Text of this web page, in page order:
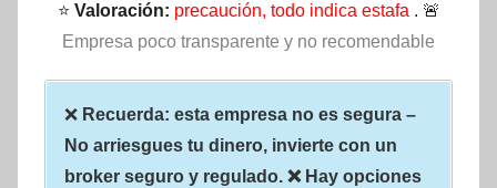
⭐ Valoración: precaución, todo indica estafa . 🚨
Empresa poco transparente y no recomendable
❌ Recuerda: esta empresa no es segura –
No arriesgues tu dinero, invierte con un
broker seguro y regulado. ❌ Hay opciones